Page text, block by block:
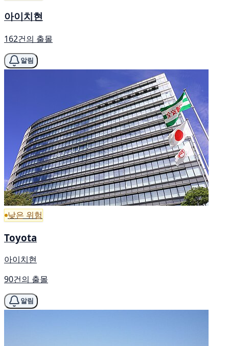
아이치현
162건의 출몰
알림
낮은 위험
Toyota
아이치현
90건의 출몰
알림